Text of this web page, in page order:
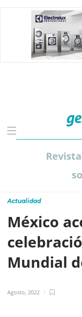
Actualidad
México
Mundial
Agosto, 2022